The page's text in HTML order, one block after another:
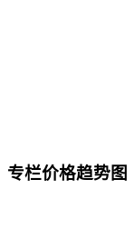
专栏价格趋势图